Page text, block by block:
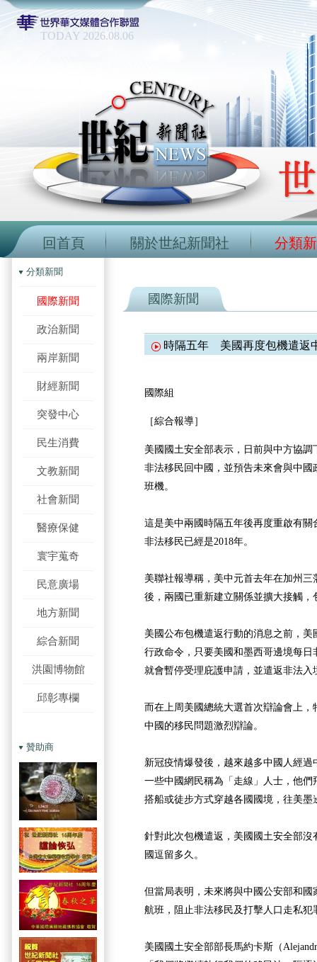
TODAY 2026.08.06
回首頁 關於世紀新聞社 分類
分類新聞
國際新聞
政治新聞
兩岸新聞
財經新聞
突發中心
民生消費
文教新聞
社會新聞
醫療保健
寰宇蒐奇
民意廣場
地方新聞
綜合新聞
洪園博物館
邱彰專欄
贊助商
國際新聞
時隔五年 美國再度包機遣返
國際組
［綜合報導］
美國國土安全部表示，日前與中方協調
非法移民回中國，並預告未來會與中
班機。
這是美中兩國時隔五年後再度重啟有
非法移民已經是2018年。
美聯社報導稱，美中元首去年在加州三
後，兩國已重新建立關係並擴大接觸
美國公布包機遣返行動的消息之前，美
行政命令，只要美國和墨西哥邊境每日
就會暫停受理庇護申請，並遣返非法入
而在上周美國總統大選首次辯論會上
中國的移民問題激烈辯論。
新冠疫情爆發後，越來越多中國人經
一些中國網民稱為「走線」人士，他
搭船或徒步方式穿越各國國境，往美墨
針對此次包機遣返，美國國土安全部
國逗留多久。
但當局表明，未來將與中國公安部和
航班，阻止非法移民及打擊人口走私犯
美國國土安全部部長馬約卡斯（